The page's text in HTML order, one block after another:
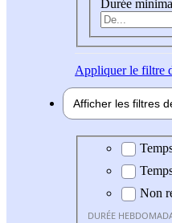
Durée
Appliquerle filtre
Afficher les filtres
Durée
Non
DURÉE